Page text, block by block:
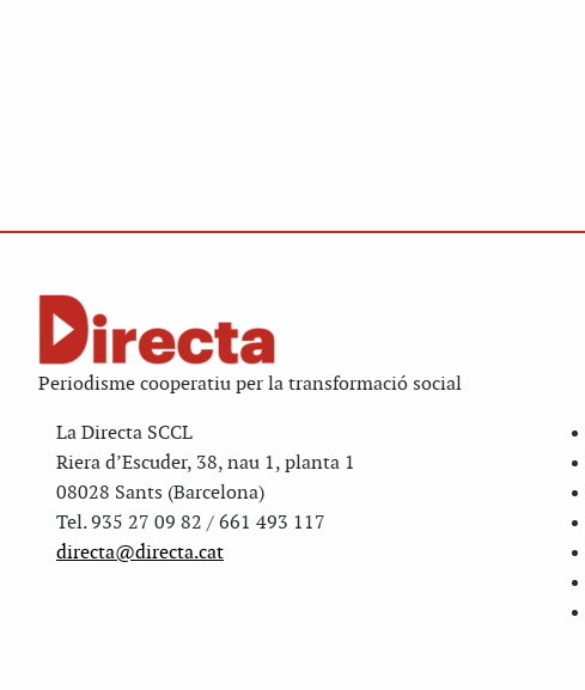
Periodisme cooperatiu per la transformació social
La Directa SCCL
Riera d’Escuder, 38, nau 1, planta 1
08028 Sants (Barcelona)
Tel. 935 27 09 82 / 661 493 117
directa@directa.cat